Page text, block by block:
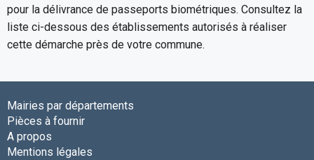
pour la délivrance de passeports biométriques. Consultez la
liste ci-dessous des établissements autorisés à réaliser
cette démarche près de votre commune.
Mairies par départements
Pièces à fournir
A propos
Mentions légales